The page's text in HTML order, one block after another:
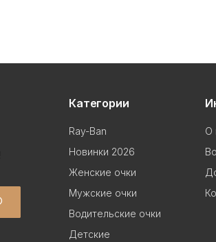
Категории
Ray-Ban
Новинки 2026
Женские очки
Мужские очки
Водительские очки
Детские
О